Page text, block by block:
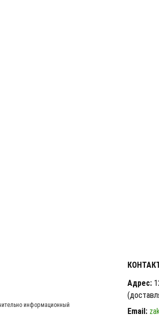
информационный
Адрес:
Email: